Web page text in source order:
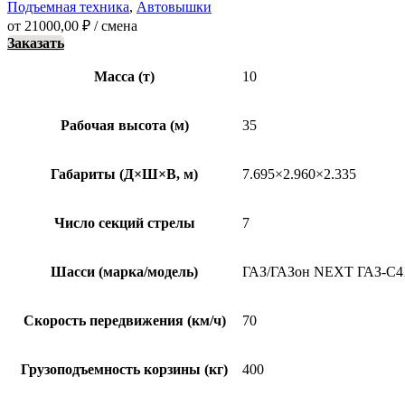
Подъемная техника, Автовышки
от 21000,00 ₽ / смена
Заказать
Масса (т) 10
Рабочая высота (м) 35
Габариты (Д×Ш×В, м) 7.695×2.960×2.335
Число секций стрелы 7
Шасси (марка/модель) ГАЗ/ГАЗон NEXT ГАЗ-
Скорость передвижения (км/ч) 70
Грузоподъемность корзины (кг) 400